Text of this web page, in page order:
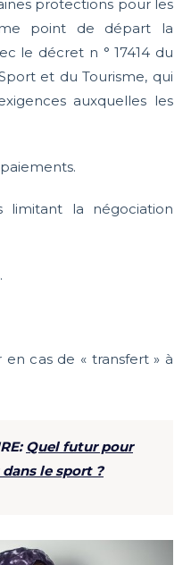
protections pour les
point de départ la
le décret n ° 17414 du
et du Tourisme, qui
auxquelles les
limitant la négociation
cas de « transfert » à
Quel futur pour
le sport ?